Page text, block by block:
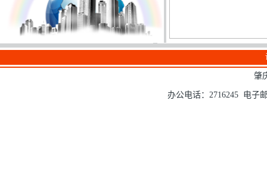
肇
办公电话：2716245 电子